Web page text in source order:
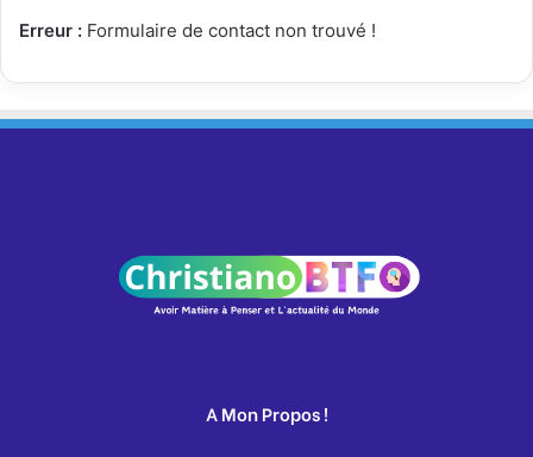
Erreur : Formulaire de contact non trouvé !
A Mon Propos !